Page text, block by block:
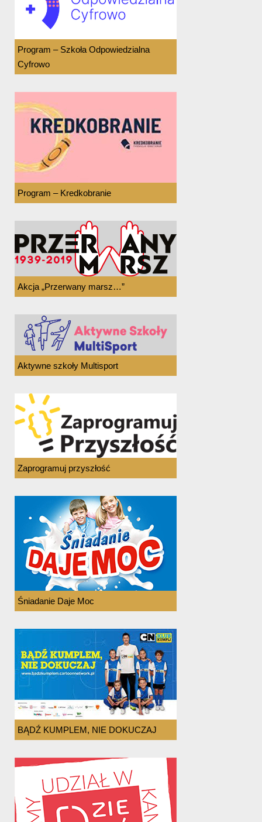
Program – Szkoła Odpowiedzialna
Cyfrowo
Program – Kredkobranie
Akcja „Przerwany marsz…”
Aktywne szkoły Multisport
Zaprogramuj przyszłość
Śniadanie Daje Moc
BĄDŹ KUMPLEM, NIE DOKUCZAJ